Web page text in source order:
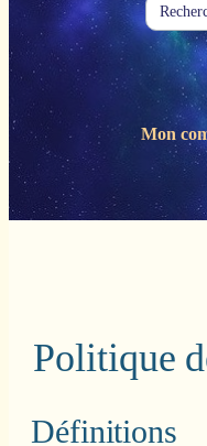
Recherche
de
produits
Mon
Politique
Définitions